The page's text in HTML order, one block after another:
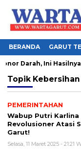
BERANDA GARUT
Darah, Ini Hasilnya
Topik
PEMERINTAHAN
Wabup Putri Karlina
Revolusioner Atasi
Garut!
Selasa, 11 Maret 2025 - 21:21